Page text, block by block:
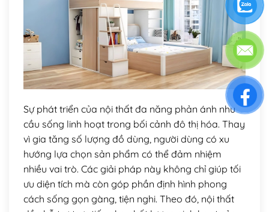
Sự phát triển của nội thất đa năng phản ánh nhu
cầu sống linh hoạt trong bối cảnh đô thị hóa. Thay
vì gia tăng số lượng đồ dùng, người dùng có xu
hướng lựa chọn sản phẩm có thể đảm nhiệm
nhiều vai trò. Các giải pháp này không chỉ giúp tối
ưu diện tích mà còn góp phần định hình phong
cách sống gọn gàng, tiện nghi. Theo đó, nội thất